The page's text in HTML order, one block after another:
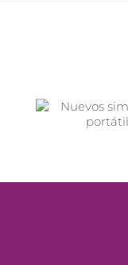
simuladores